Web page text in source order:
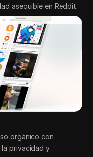
asequible en Reddit.
orgánico con
la privacidad y